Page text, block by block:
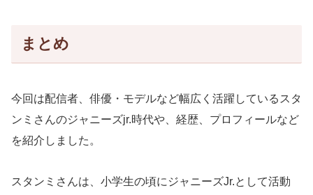
まとめ
今回は配信者、俳優・モデルなど幅広く活躍しているスタ
ンミさんのジャニーズjr.時代や、経歴、プロフィールなど
を紹介しました。
スタンミさんは、小学生の頃にジャニーズJr.として活動